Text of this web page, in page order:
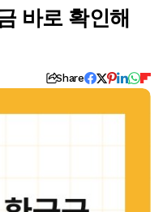
바로 확인해
Share